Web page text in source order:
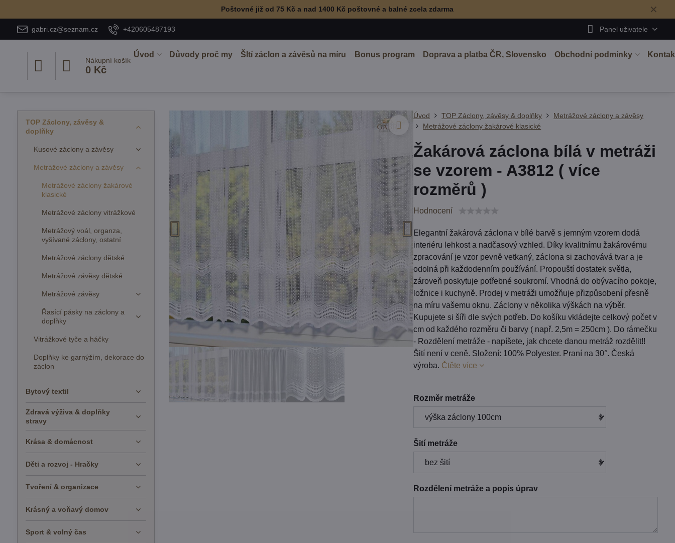
✕
Poštovné již od 75 Kč a nad 1400 Kč poštovné a balné zcela zdarma
gabri.cz@seznam.cz +420605487193 Panel uživatele
Nákupní košík
0 Kč
Úvod Důvody proč my ŠItí záclon a závěsů na míru Bonus program Doprava a platba ČR, Slovensko Obchodní podmínky
Úvod TOP Záclony, závěsy & doplňky
Metrážové záclony a závěsy
Metrážové záclony žakárové klasické
Žakárová záclona bílá v metráži
se vzorem - A3812 ( více
rozměrů )
Hodnocení
Elegantní žakárová záclona v bílé barvě s jemným vzorem dodá
interiéru lehkost a nadčasový vzhled. Díky kvalitnímu žakárovému
zpracování je vzor pevně vetkaný, záclona si zachovává tvar a je
odolná při každodenním používání. Propouští dostatek světla,
zároveň poskytuje potřebné soukromí. Vhodná do obývacího pokoje,
ložnice i kuchyně. Prodej v metráži umožňuje přizpůsobení přesně
na míru vašemu oknu. Záclony v několika výškách na výběr.
Kupujete si šíři dle svých potřeb. Do košíku vkládejte celkový počet v
cm od každého rozměru či barvy ( např. 2,5m = 250cm ). Do rámečku
- Rozdělení metráže - napíšete, jak chcete danou metráž rozdělit!!
Šití není v ceně. Složení: 100% Polyester. Praní na 30°. Česká
výroba. Čtěte více
Rozměr metráže
Šití metráže
Rozdělení metráže a popis úprav
TOP Záclony, závěsy &
doplňky
Kusové záclony a závěsy
Metrážové záclony a závěsy
Metrážové záclony žakárové
klasické
Metrážové záclony vitrážkové
Metrážový voál, organza,
vyšívané záclony, ostatní
Metrážové záclony dětské
Metrážové závěsy dětské
Metrážové závěsy
Řasící pásky na záclony a
doplňky
Vitrážkové tyče a háčky
Doplňky ke garnýžím, dekorace do
záclon
Bytový textil
Zdravá výživa & doplňky
stravy
Krása & domácnost
Děti a rozvoj - Hračky
Tvoření & organizace
Krásný a voňavý domov
Sport & volný čas